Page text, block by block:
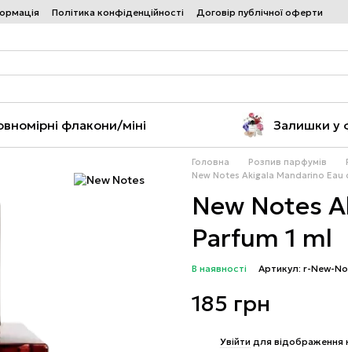
Політика конфіденційності Договір публічної оферти
флакони/міні Залишки у
Головна Розпив парфумів
New Notes Akigala Mandarino Eau
New Notes
Parfum 1 ml
В наявності Артикул: r-New-
185 грн
Увійти для відображення